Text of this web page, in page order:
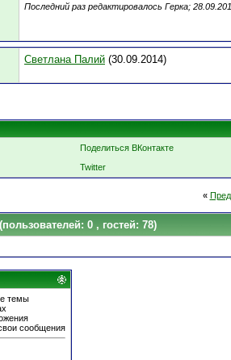
Последний раз редактировалось Герка;
Светлана Палий (30.09.2014)
Поделиться ВКонтакте
Twitter
«
(пользователей: 0 , гостей: 78)
темы
сообщения